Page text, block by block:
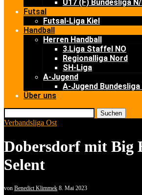
U17 (F) Bundesliga
Futsal
Futsal-Liga Kiel
Handball
Herren Handball
3.Liga Staffel NO
Regionalliga Nord
SH-Liga
A-Jugend
A-Jugend Bundesliga
Über uns
Suchen
Verbandsliga Ost
Dobersdorf mit Big
Selent
von Benedict Klimmek 8. Mai 2023